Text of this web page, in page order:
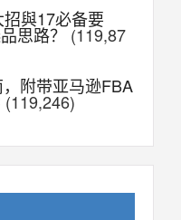
與17必备要
思路？ (119,87
附带亚马逊FBA
(119,246)